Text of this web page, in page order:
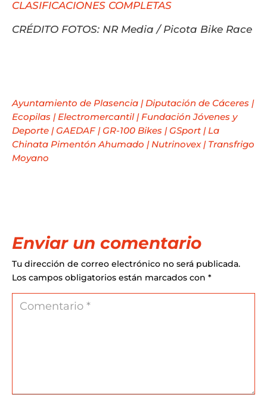
CLASIFICACIONES COMPLETAS
CRÉDITO FOTOS: NR Media / Picota Bike Race
Ayuntamiento de Plasencia |Diputación de Cáceres |
Ecopilas |Electromercantil|Fundación Jóvenes y
Deporte | GAEDAF| GR-100 Bikes | GSport |La
Chinata Pimentón Ahumado |Nutrinovex| Transfrigo
Moyano
Enviar un comentario
Tu dirección de correo electrónico no será publicada.
Los campos obligatorios están marcados con *